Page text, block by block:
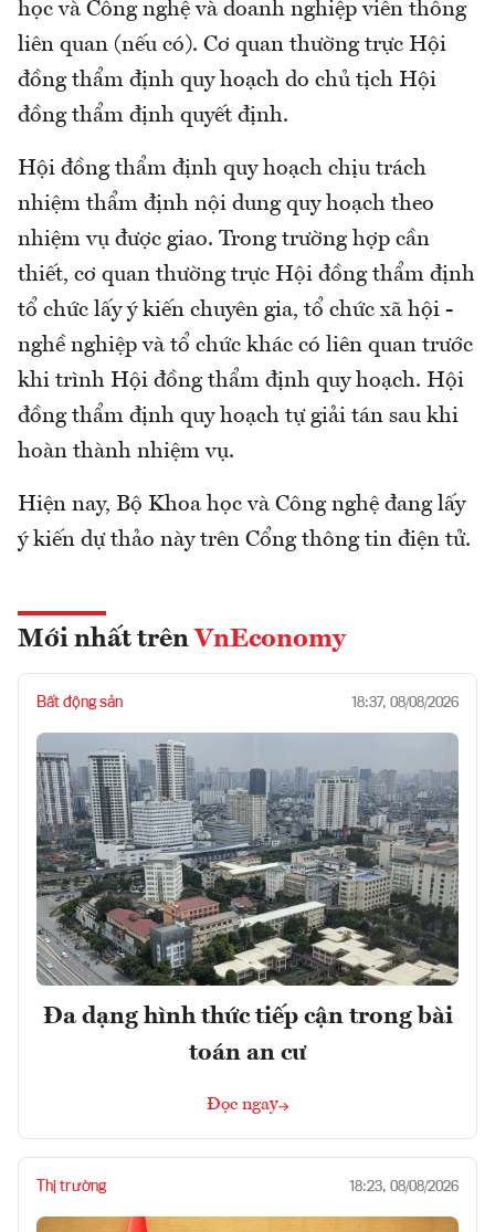
học và Công nghệ và doanh nghiệp viễn thông
liên quan (nếu có). Cơ quan thường trực Hội
đồng thẩm định quy hoạch do chủ tịch Hội
đồng thẩm định quyết định.
Hội đồng thẩm định quy hoạch chịu trách
nhiệm thẩm định nội dung quy hoạch theo
nhiệm vụ được giao. Trong trường hợp cần
thiết, cơ quan thường trực Hội đồng thẩm định
tổ chức lấy ý kiến chuyên gia, tổ chức xã hội -
nghề nghiệp và tổ chức khác có liên quan trước
khi trình Hội đồng thẩm định quy hoạch. Hội
đồng thẩm định quy hoạch tự giải tán sau khi
hoàn thành nhiệm vụ.
Hiện nay, Bộ Khoa học và Công nghệ đang lấy
ý kiến dự thảo này trên Cổng thông tin điện tử.
Mới nhất trên VnEconomy
Bất động sản 18:37, 08/08/2026
Đa dạng hình thức tiếp cận trong bài
toán an cư
Đọc ngay
Thị trường 18:23, 08/08/2026